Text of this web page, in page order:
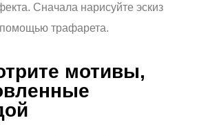
Сначала нарисуйте эскиз
трафарета.
мотивы,